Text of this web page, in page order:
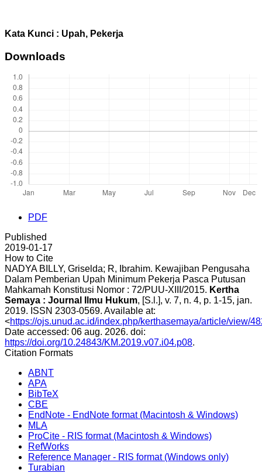
Kata Kunci : Upah, Pekerja
Downloads
PDF
Published
2019-01-17
How to Cite
NADYA BILLY, Griselda; R, Ibrahim. Kewajiban Pengusaha
Dalam Pemberian Upah Minimum Pekerja Pasca Putusan
Mahkamah Konstitusi Nomor : 72/PUU-XIII/2015. Kertha
Semaya : Journal Ilmu Hukum, [S.l.], v. 7, n. 4, p. 1-15, jan.
2019. ISSN 2303-0569. Available at:
<https://ojs.unud.ac.id/index.php/kerthasemaya/article/view/
Date accessed: 06 aug. 2026. doi:
https://doi.org/10.24843/KM.2019.v07.i04.p08.
Citation Formats
ABNT
APA
BibTeX
CBE
EndNote - EndNote format (Macintosh & Windows)
MLA
ProCite - RIS format (Macintosh & Windows)
RefWorks
Reference Manager - RIS format (Windows only)
Turabian